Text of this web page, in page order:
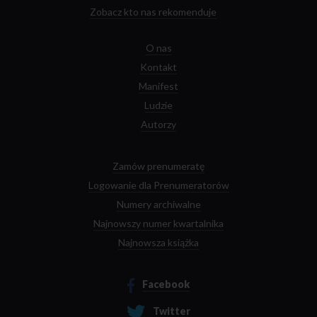
wydaje się ciągle zmniejszać. Konsumpcyjna tożsamość, budowana
Zobacz kto nas rekomenduje
O nas
Kontakt
Manifest
Ludzie
Autorzy
Zamów prenumeratę
Logowanie dla Prenumeratorów
Numery archiwalne
Najnowszy numer kwartalnika
Najnowsza książka
Facebook
Twitter